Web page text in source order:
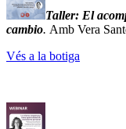
Taller: El
cambio. Amb Vera
Vés a la botiga